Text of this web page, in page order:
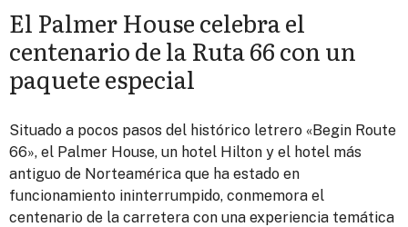
El Palmer House celebra el
centenario de la Ruta 66 con un
paquete especial
Situado a pocos pasos del histórico letrero «Begin Route
66», el Palmer House, un hotel Hilton y el hotel más
antiguo de Norteamérica que ha estado en
funcionamiento ininterrumpido, conmemora el
centenario de la carretera con una experiencia temática